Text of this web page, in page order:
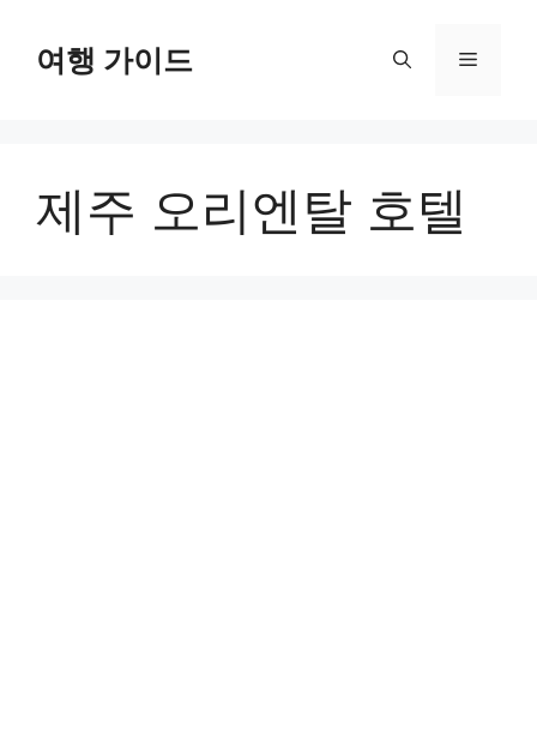
여행 가이드 메
제주 오리엔탈 호텔